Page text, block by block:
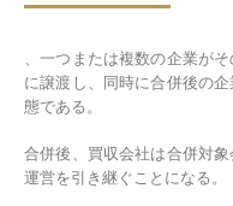
、一つまたは複数の企業が
に譲渡し、同時に合併後の
態である。
合併後、買収会社は合併対
運営を引き継ぐことになる。